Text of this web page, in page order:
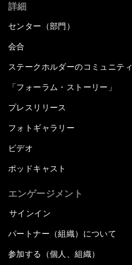
詳細
センター（部門）
会合
ステークホルダーのコミュニティ
「フォーラム・ストーリー」
プレスリリース
フォトギャラリー
ビデオ
ポッドキャスト
エンゲージメント
サインイン
パートナー（組織）について
参加する（個人、組織）